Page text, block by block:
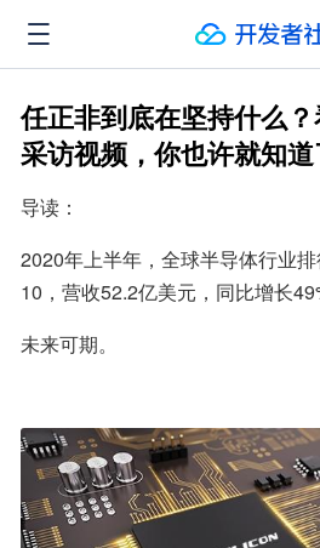
任正非到底在坚持什么
采访视频，你也许就知道
导读：
2020年上半年，全球半导体行业
10，营收52.2亿美元，同比增长
未来可期。